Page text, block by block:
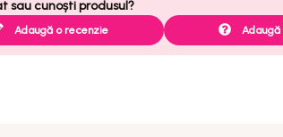
Adaugă o recenzie